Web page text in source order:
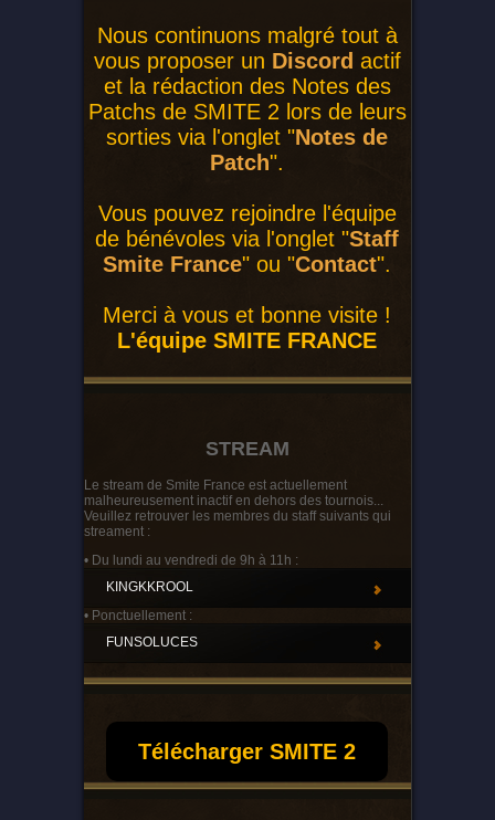
Nous continuons malgré tout à
vous proposer un Discord actif
et la rédaction des Notes des
Patchs de SMITE 2 lors de leurs
sorties via l'onglet "Notes de
Patch".
Vous pouvez rejoindre l'équipe
de bénévoles via l'onglet "Staff
Smite France" ou "Contact".
Merci à vous et bonne visite !
L'équipe SMITE FRANCE
STREAM
Le stream de Smite France est actuellement
malheureusement inactif en dehors des tournois...
Veuillez retrouver les membres du staff suivants qui
streament :
• Du lundi au vendredi de 9h à 11h :
KINGKKROOL
• Ponctuellement :
FUNSOLUCES
Télécharger SMITE 2